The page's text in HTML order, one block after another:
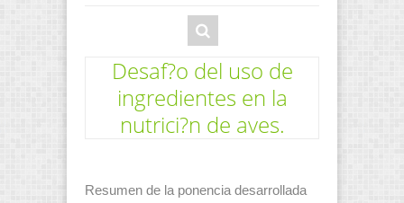
Desaf?o del uso de
ingredientes en la
nutrici?n de aves.
Resumen de la ponencia desarrollada